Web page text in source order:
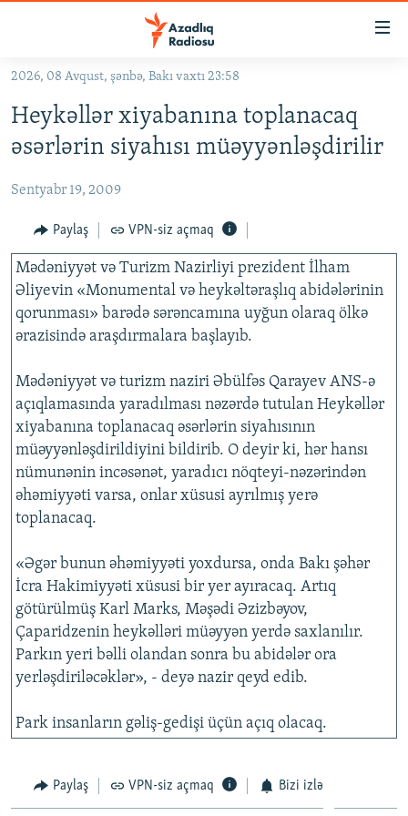
Əsas
qayıt
Əsas
qayıt
#İZAHLA
KORRUPSIOMETR
#ƏSLINDƏ
FƏRQƏ BAX
QANUNI DOĞRU
ARAŞDIRMA
MULTIMEDIA
FOTOQALEREYA
İNFOQRAFIKA
KARIKATURA
OXU ZALI
AZƏRBAYCAN ƏDƏBIYYATI KITABXANASI
İSLAM VƏ DEMOKRATIYA
İZ - MƏDƏNIYYƏT PROQRAMI
HAQQIMIZDA
MISSIYAMIZ
PEŞƏ ETIKASI VƏ JURNALISTIKA STANDARTLARIMIZ
MATERIALLARIMIZDAN ISTIFADƏ
AZADLIQRADIOSU MOBIL TELEFONUNUZDA
BIZIMLƏ ƏLAQƏ
XƏBƏR BÜLLETENLƏRIMIZ
BIZI IZLƏ
RFE/RL-in bütün saytları
2026, 08 Avqust, şənbə, Bakı vaxtı 23:58
Heykəllər xiyabanına toplanacaq
əsərlərin siyahısı müəyyənləşdirilir
Sentyabr 19, 2009
Paylaş VPN-siz açmaq
Mədəniyyət və Turizm Nazirliyi prezident İlham
Əliyevin «Monumental və heykəltəraşlıq abidələrinin
qorunması» barədə sərəncamına uyğun olaraq ölkə
ərazisində araşdırmalara başlayıb.
Mədəniyyət və turizm naziri Əbülfəs Qarayev ANS-ə
açıqlamasında yaradılması nəzərdə tutulan Heykəllər
xiyabanına toplanacaq əsərlərin siyahısının
müəyyənləşdirildiyini bildirib. O deyir ki, hər hansı
nümunənin incəsənət, yaradıcı nöqteyi-nəzərindən
əhəmiyyəti varsa, onlar xüsusi ayrılmış yerə
toplanacaq.
«Əgər bunun əhəmiyyəti yoxdursa, onda Bakı şəhər
İcra Hakimiyyəti xüsusi bir yer ayıracaq. Artıq
götürülmüş Karl Marks, Məşədi Əzizbəyov,
Çaparidzenin heykəlləri müəyyən yerdə saxlanılır.
Parkın yeri bəlli olandan sonra bu abidələr ora
yerləşdiriləcəklər», - deyə nazir qeyd edib.
Park insanların gəliş-gedişi üçün açıq olacaq.
Paylaş VPN-siz açmaq Bizi izlə